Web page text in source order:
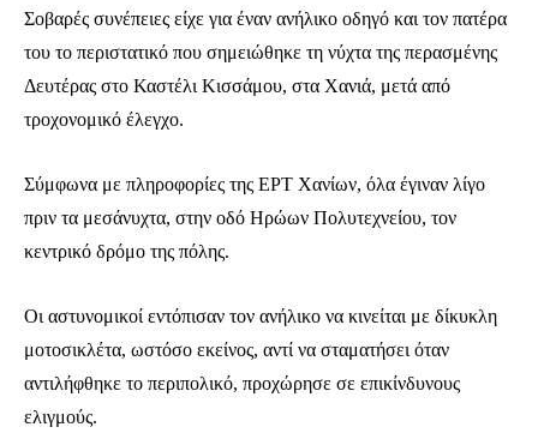
Σοβαρές συνέπειες είχε για έναν ανήλικο οδηγό και τον πατέρα
του το περιστατικό που σημειώθηκε τη νύχτα της περασμένης
Δευτέρας στο Καστέλι Κισσάμου, στα Χανιά, μετά από
τροχονομικό έλεγχο.
Σύμφωνα με πληροφορίες της ΕΡΤ Χανίων, όλα έγιναν λίγο
πριν τα μεσάνυχτα, στην οδό Ηρώων Πολυτεχνείου, τον
κεντρικό δρόμο της πόλης.
Οι αστυνομικοί εντόπισαν τον ανήλικο να κινείται με δίκυκλη
μοτοσικλέτα, ωστόσο εκείνος, αντί να σταματήσει όταν
αντιλήφθηκε το περιπολικό, προχώρησε σε επικίνδυνους
ελιγμούς.